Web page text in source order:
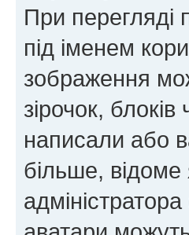
При перегляді
під іменем
зображення
зірочок,
написали або
більше, відоме